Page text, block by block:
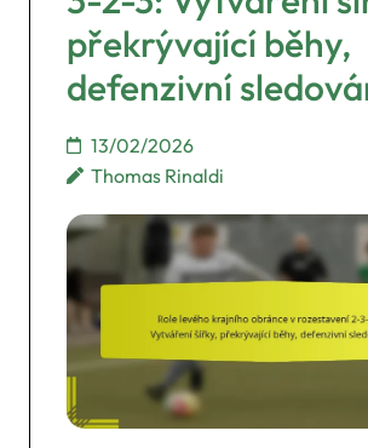
překrývající běhy,
defenzivní
13/02/2026
Thomas Rinaldi